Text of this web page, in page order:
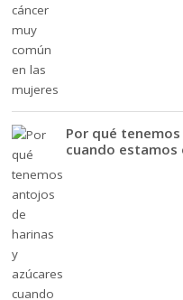
Por qué
cuando estamos